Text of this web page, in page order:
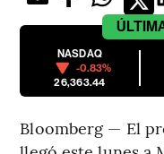
NASDAQ
-0.83%
26,363.44
Bloomberg — El